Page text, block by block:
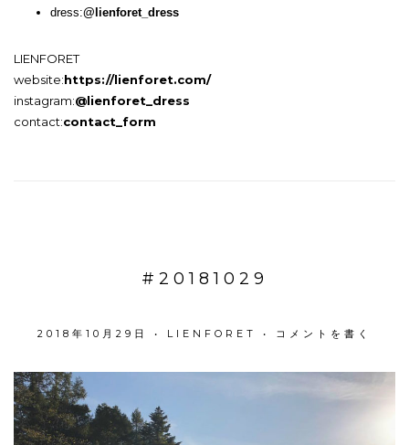
dress:@lienforet_dress
LIENFORET
website:https://lienforet.com/
instagram:@lienforet_dress
contact:contact_form
#20181029
2018年10月29日 • LIENFORET • コメントを書く